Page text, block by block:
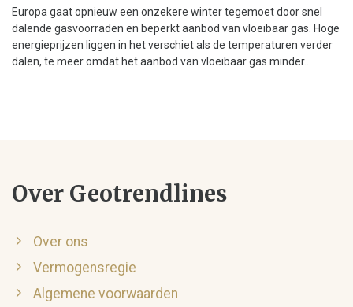
Europa gaat opnieuw een onzekere winter tegemoet door snel
dalende gasvoorraden en beperkt aanbod van vloeibaar gas. Hoge
energieprijzen liggen in het verschiet als de temperaturen verder
dalen, te meer omdat het aanbod van vloeibaar gas minder...
Over Geotrendlines
Over ons
Vermogensregie
Algemene voorwaarden